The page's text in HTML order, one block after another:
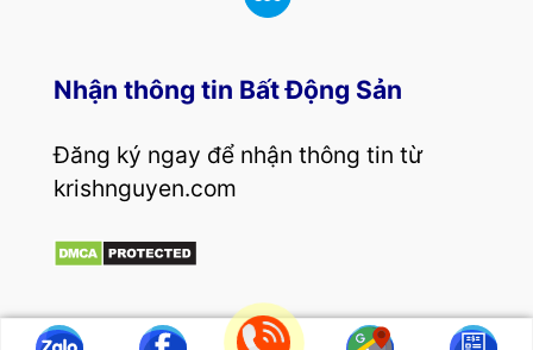
Nhận thông tin Bất Động Sản
Đăng ký ngay để nhận thông tin từ
krishnguyen.com